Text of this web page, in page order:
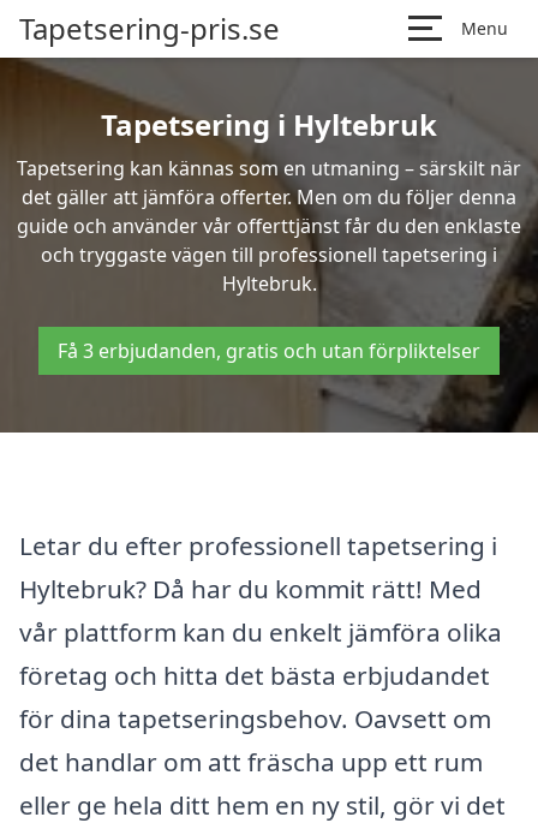
Tapetsering-pris.se Menu
Tapetsering i Hyltebruk
Tapetsering kan kännas som en utmaning – särskilt när
det gäller att jämföra offerter. Men om du följer denna
guide och använder vår offerttjänst får du den enklaste
och tryggaste vägen till professionell tapetsering i
Hyltebruk.
Få 3 erbjudanden, gratis och utan förpliktelser
Letar du efter professionell tapetsering i
Hyltebruk? Då har du kommit rätt! Med
vår plattform kan du enkelt jämföra olika
företag och hitta det bästa erbjudandet
för dina tapetseringsbehov. Oavsett om
det handlar om att fräscha upp ett rum
eller ge hela ditt hem en ny stil, gör vi det